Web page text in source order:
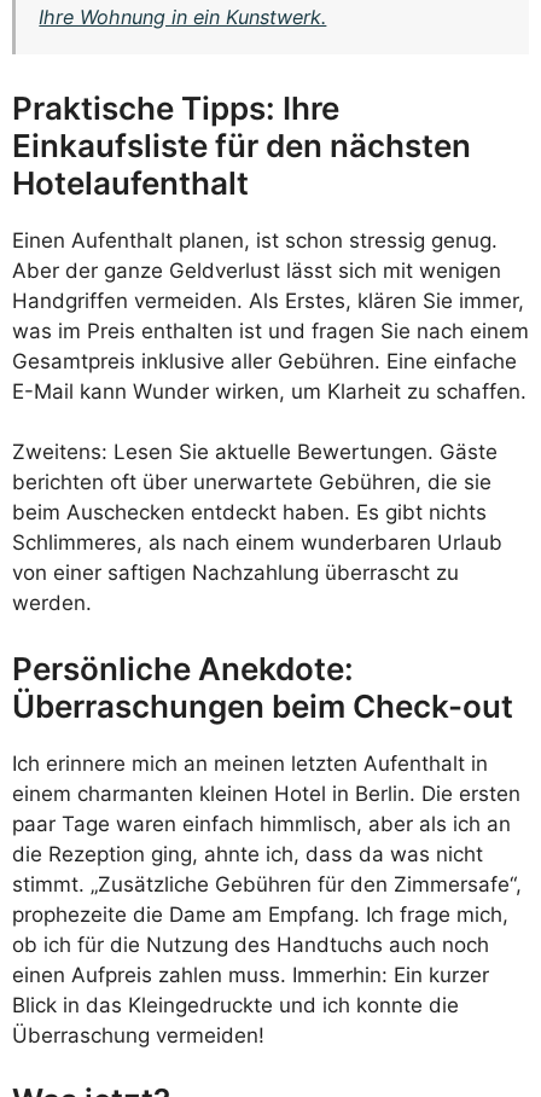
Ihre Wohnung in ein Kunstwerk.
Praktische Tipps: Ihre
Einkaufsliste für den nächsten
Hotelaufenthalt
Einen Aufenthalt planen, ist schon stressig genug.
Aber der ganze Geldverlust lässt sich mit wenigen
Handgriffen vermeiden. Als Erstes, klären Sie immer,
was im Preis enthalten ist und fragen Sie nach einem
Gesamtpreis inklusive aller Gebühren. Eine einfache
E-Mail kann Wunder wirken, um Klarheit zu schaffen.
Zweitens: Lesen Sie aktuelle Bewertungen. Gäste
berichten oft über unerwartete Gebühren, die sie
beim Auschecken entdeckt haben. Es gibt nichts
Schlimmeres, als nach einem wunderbaren Urlaub
von einer saftigen Nachzahlung überrascht zu
werden.
Persönliche Anekdote:
Überraschungen beim Check-out
Ich erinnere mich an meinen letzten Aufenthalt in
einem charmanten kleinen Hotel in Berlin. Die ersten
paar Tage waren einfach himmlisch, aber als ich an
die Rezeption ging, ahnte ich, dass da was nicht
stimmt. „Zusätzliche Gebühren für den Zimmersafe“,
prophezeite die Dame am Empfang. Ich frage mich,
ob ich für die Nutzung des Handtuchs auch noch
einen Aufpreis zahlen muss. Immerhin: Ein kurzer
Blick in das Kleingedruckte und ich konnte die
Überraschung vermeiden!